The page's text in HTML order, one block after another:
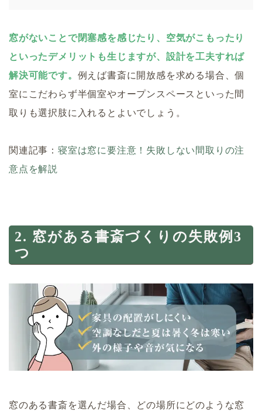
窓がないことで閉塞感を感じたり、空気がこもったり
といったデメリットも生じますが、設計を工夫すれば
解決可能です。 例えば書斎に開放感を求める場合、個
室にこだわらず半個室やオープンスペースといった間
取りも選択肢に入れるとよいでしょう。
関連記事： 寝室は窓に要注意！失敗しない間取りの注
意点を解説
2. 窓がある書斎づくりの失敗例3
つ
窓のある書斎を選んだ場合、どの場所にどのような窓